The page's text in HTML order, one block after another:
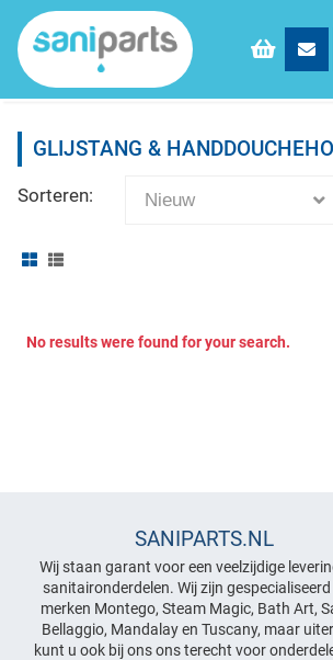
GLIJSTANG &
Sorteren: Nieuw
No results were found for your search.
SANIPARTS.NL
Wij staan garant voor een veelzijdige
sanitaironderdelen. Wij zijn gespecialiseerd
merken Montego, Steam Magic, Bath Art,
Bellaggio, Mandalay en Tuscany, maar
kunt u ook bij ons ons terecht voor